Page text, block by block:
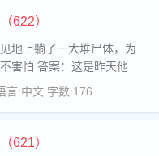
622）
地上躺了一大堆尸体，为
害怕 答案：这是昨天他喷
全死掉了。 大家都不
言:中文 字数:176
621）